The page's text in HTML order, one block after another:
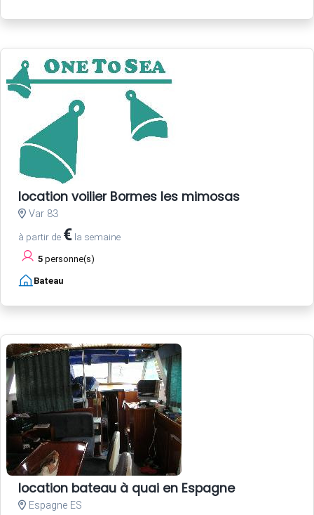
location voilier Bormes les mimosas
Var 83
à partir de € la semaine
5 personne(s)
Bateau
location bateau à quai en Espagne
Espagne ES